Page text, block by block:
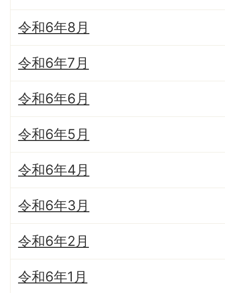
令和6年8月
令和6年7月
令和6年6月
令和6年5月
令和6年4月
令和6年3月
令和6年2月
令和6年1月